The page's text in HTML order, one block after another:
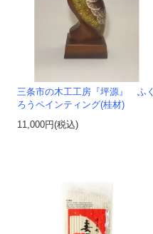
三条市の木工工房『坪源』 ふく
ろうペインティング(桂材)
11,000円(税込)